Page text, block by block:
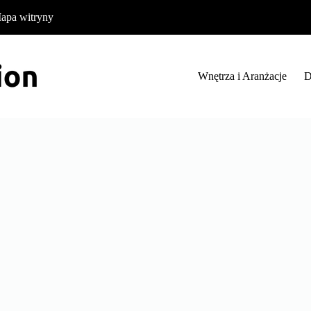
witryny
Wnętrza i Aranżacje